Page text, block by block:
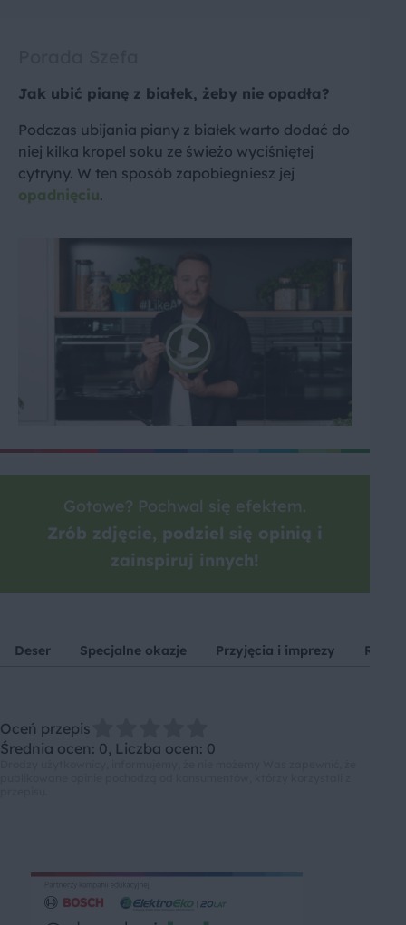
Jak ubić pianę z białek, żeby nie opadła?
Podczas ubijania piany z białek warto dodać do
niej kilka kropel soku ze świeżo wyciśniętej
cytryny. W ten sposób zapobiegniesz jej
opadnięciu.
Gotowe? Pochwal się efektem.
Zrób zdjęcie, podziel się opinią i
zainspiruj innych!
Deser Specjalne okazje Przyjęcia i imprezy
Oceń przepis
Średnia ocen: 0, Liczba ocen: 0